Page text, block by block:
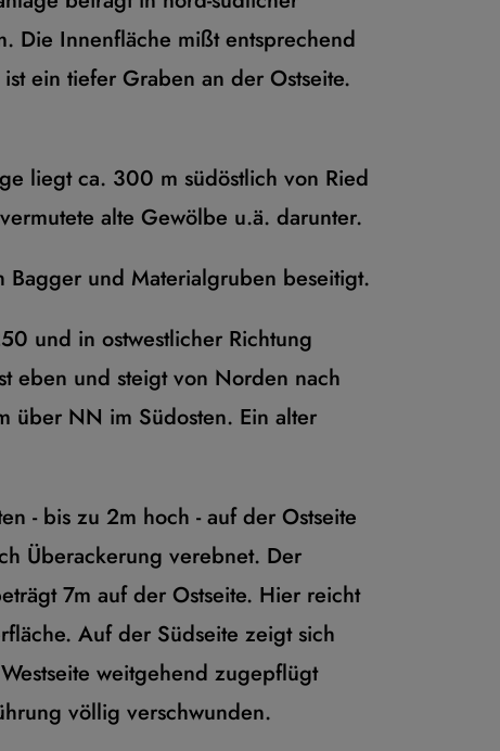
Die Innenfläche mißt entsprechend
ein tiefer Graben an der Ostseite.
liegt ca. 300 m südöstlich von Ried
alte Gewölbe u.ä. darunter.
und Materialgruben beseitigt.
und in ostwestlicher Richtung
eben und steigt von Norden nach
über NN im Südosten. Ein alter
- bis zu 2m hoch - auf der Ostseite
Überackerung verebnet. Der
7m auf der Ostseite. Hier reicht
Auf der Südseite zeigt sich
weitgehend zugepflügt
völlig verschwunden.